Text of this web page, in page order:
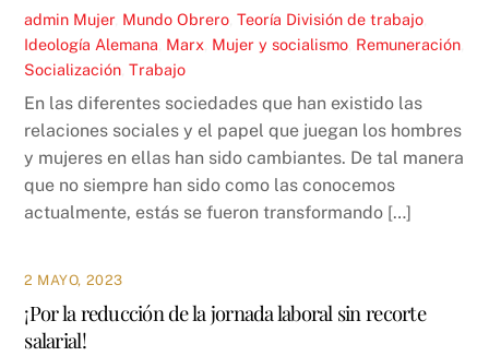
admin Mujer, Mundo Obrero ,Teoría División de trabajo
Ideología Alemana Marx Mujer y socialismo Remuneración
Socialización ,Trabajo
En las diferentes sociedades que han existido las
relaciones sociales y el papel que juegan los hombres
y mujeres en ellas han sido cambiantes. De tal manera
que no siempre han sido como las conocemos
actualmente, estás se fueron transformando […]
2 MAYO, 2023
¡Por la reducción de la jornada laboral sin recorte
salarial!